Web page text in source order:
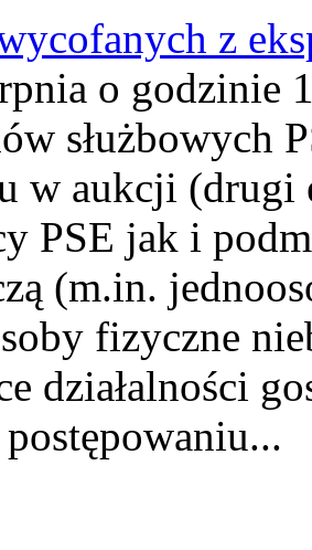
z
o godzinie
służbowych
w aukcji (drugi
PSE jak i
(m.in.
fizyczne
działalności